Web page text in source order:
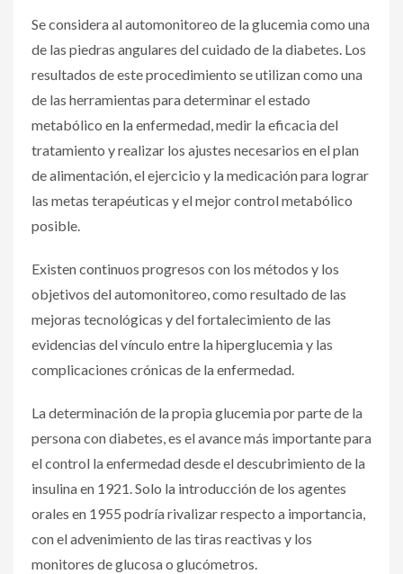
Se considera al automonitoreo de la glucemia como una
de las piedras angulares del cuidado de la diabetes. Los
resultados de este procedimiento se utilizan como una
de las herramientas para determinar el estado
metabólico en la enfermedad, medir la eficacia del
tratamiento y realizar los ajustes necesarios en el plan
de alimentación, el ejercicio y la medicación para lograr
las metas terapéuticas y el mejor control metabólico
posible.
Existen continuos progresos con los métodos y los
objetivos del automonitoreo, como resultado de las
mejoras tecnológicas y del fortalecimiento de las
evidencias del vínculo entre la hiperglucemia y las
complicaciones crónicas de la enfermedad.
La determinación de la propia glucemia por parte de la
persona con diabetes, es el avance más importante para
el control la enfermedad desde el descubrimiento de la
insulina en 1921. Solo la introducción de los agentes
orales en 1955 podría rivalizar respecto a importancia,
con el advenimiento de las tiras reactivas y los
monitores de glucosa o glucómetros.